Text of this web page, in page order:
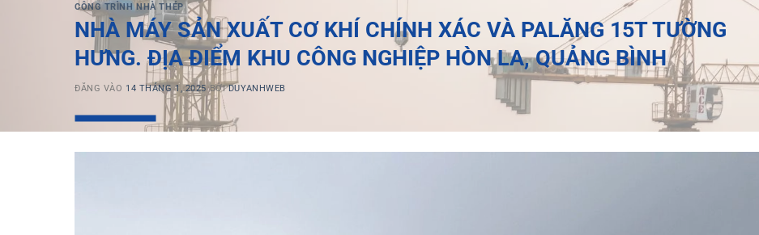
CÔNG TRÌNH NHÀ THÉP
NHÀ MÁY SẢN XUẤT CƠ KHÍ CHÍNH XÁC VÀ PALĂNG 15T TƯỜNG
HƯNG. ĐỊA ĐIỂM KHU CÔNG NGHIỆP HÒN LA, QUẢNG BÌNH
ĐĂNG VÀO 14 THÁNG 1, 2025 BỞIDUYANHWEB